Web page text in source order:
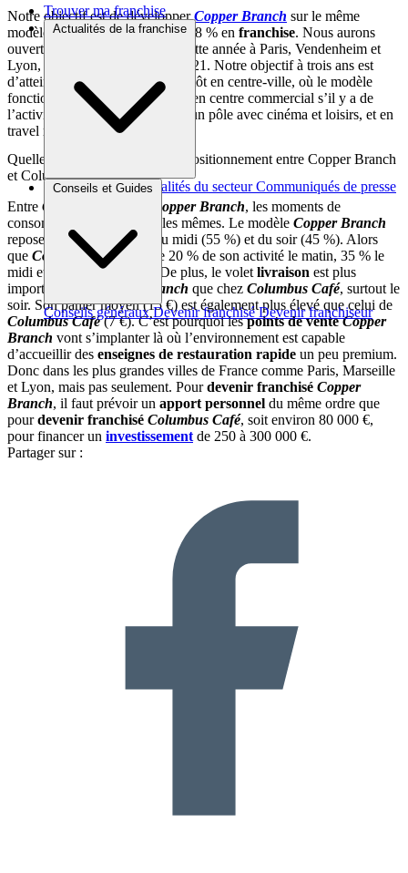
Trouver ma franchise
Actualités de la franchise
Brèves et actus Actualités du secteur Communiqués de presse
Conseils et Guides
Conseils généraux Devenir franchisé Devenir franchiseur
Notre objectif est de développerCopper Branch sur le même
modèle queColumbus Café, à 98 % en franchise. Nous aurons
ouvert quatre
cette année à Paris, Vendenheim et
Lyon, puis Grenoble d’ici fin 2021. Notre objectif à trois ans est
d’atteindre 50 implantations, plutôt en centre-ville, où le modèle
fonctionne le mieux. Mais aussi en centre commercial s’il y a de
l’activité le soir, donc plutôt sur un pôle avec cinéma et loisirs, et en
travel retail (gares, aéroports…).
Quelles sont les différences de positionnement entre Copper Branch
et Columbus café ?
Entre Columbus Café Copper Branch, les moments de
consommation ne sont pas les mêmes. Le modèle Copper Branch
repose sur les deux repas du midi (55 %) et du soir (45 %). Alors
que Columbus Café réalise 20 % de son activité le matin, 35 % le
midi et 45 % l’après-midi. De plus, le volet livraison est plus
important chez
Copper Branch que chez Columbus Café, surtout le
soir. Son panier moyen (15 €) est également plus élevé que celui de
Columbus Café(7 €). C’est pourquoi lespoints de vente Copper
Branch vont s’implanter là où l’environnement est capable
d’accueillir des enseignes de restauration rapide un peu premium.
Donc dans les plus grandes villes de France comme Paris, Marseille
et Lyon, mais pas seulement. Pourdevenir franchisé Copper
Branch, il faut prévoir un apport personnel du même ordre que
pourdevenir franchisé Columbus Café, soit environ 80 000 €,
pour financer un investissement de 250 à 300 000 €.
Partager sur :